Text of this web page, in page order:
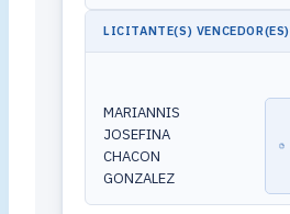
LICITANTE(S) VENCEDOR(ES)
MARIANNIS
JOSEFINA
CHACON
GONZALEZ